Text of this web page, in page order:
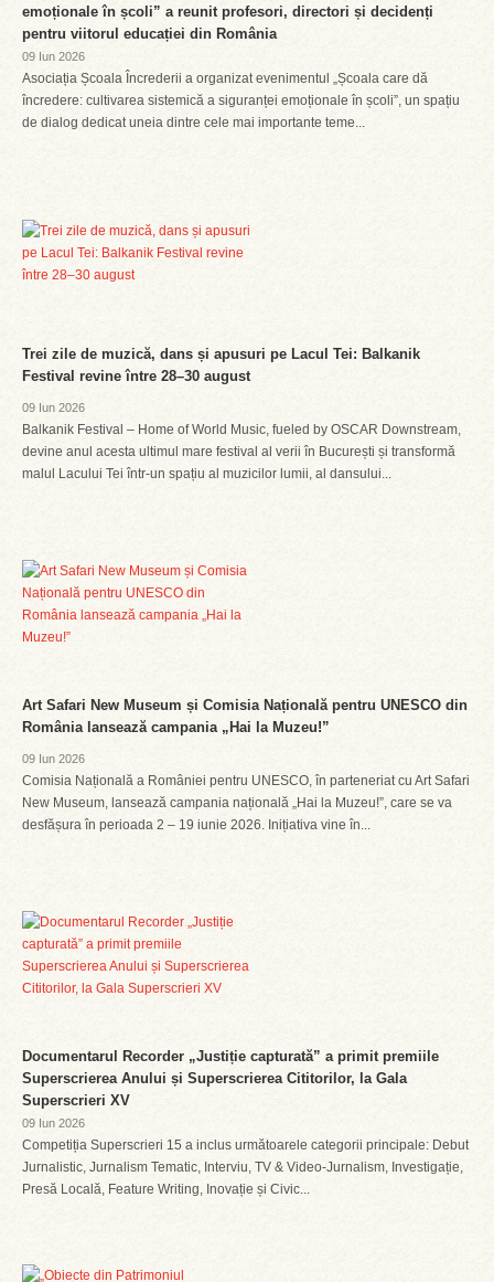
emoționale în școli” a reunit profesori, directori și decidenți
pentru viitorul educației din România
09 Iun 2026
Asociația Școala Încrederii a organizat evenimentul „Școala care dă
încredere: cultivarea sistemică a siguranței emoționale în școli”, un spațiu
de dialog dedicat uneia dintre cele mai importante teme...
Trei zile de muzică, dans și apusuri pe Lacul Tei: Balkanik
Festival revine între 28–30 august
09 Iun 2026
Balkanik Festival – Home of World Music, fueled by OSCAR Downstream,
devine anul acesta ultimul mare festival al verii în București și transformă
malul Lacului Tei într-un spațiu al muzicilor lumii, al dansului...
Art Safari New Museum și Comisia Națională pentru UNESCO din
România lansează campania „Hai la Muzeu!”
09 Iun 2026
Comisia Națională a României pentru UNESCO, în parteneriat cu Art Safari
New Museum, lansează campania națională „Hai la Muzeu!”, care se va
desfășura în perioada 2 – 19 iunie 2026. Inițiativa vine în...
Documentarul Recorder „Justiție capturată” a primit premiile
Superscrierea Anului și Superscrierea Cititorilor, la Gala
Superscrieri XV
09 Iun 2026
Competiția Superscrieri 15 a inclus următoarele categorii principale: Debut
Jurnalistic, Jurnalism Tematic, Interviu, TV & Video-Jurnalism, Investigație,
Presă Locală, Feature Writing, Inovație și Civic...